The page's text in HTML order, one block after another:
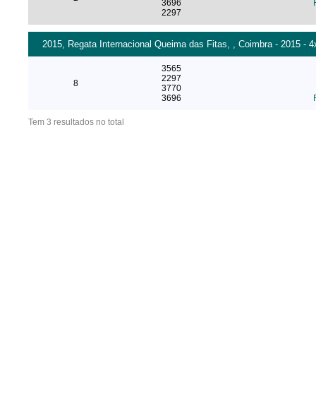
3696
2297
2015, Regata Internacional Queima das Fitas, , Coimbra - 2015 -
8
3565
2297
3770
3696
Tem 3 resultados no total